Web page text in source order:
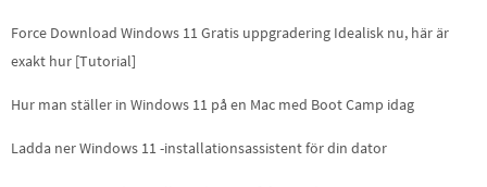
Force Download Windows 11 Gratis uppgradering Idealisk nu, här är
exakt hur [Tutorial]
Hur man ställer in Windows 11 på en Mac med Boot Camp idag
Ladda ner Windows 11 -installationsassistent för din dator